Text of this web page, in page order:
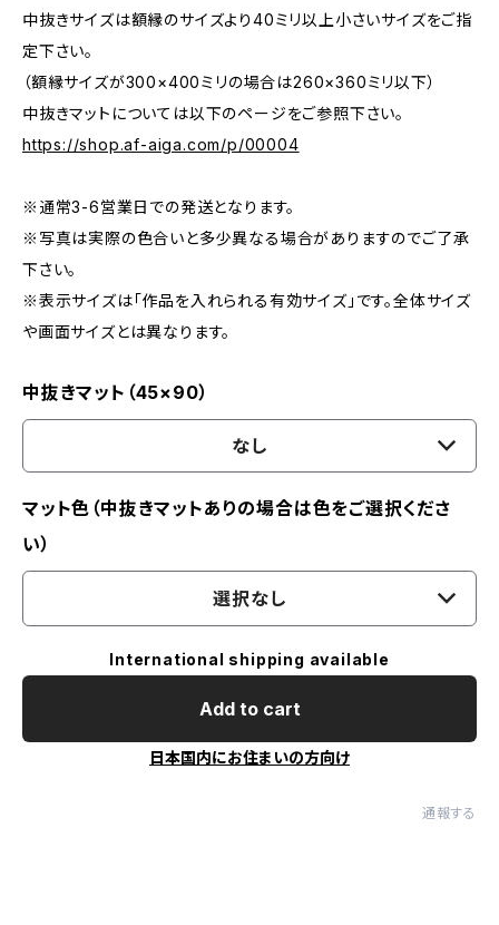
中抜きサイズは額縁のサイズより40ミリ以上小さいサイズをご指
定下さい。
（額縁サイズが300×400ミリの場合は260×360ミリ以下）
中抜きマットについては以下のページをご参照下さい。
https://shop.af-aiga.com/p/00004
※通常3-6営業日での発送となります。
※写真は実際の色合いと多少異なる場合がありますのでご了承
下さい。
※表示サイズは「作品を入れられる有効サイズ」です。全体サイズ
や画面サイズとは異なります。
中抜きマット（45×90）
なし
マット色（中抜きマットありの場合は色をご選択くださ
い）
選択なし
International shipping available
Add to cart
日本国内にお住まいの方向け
通報する